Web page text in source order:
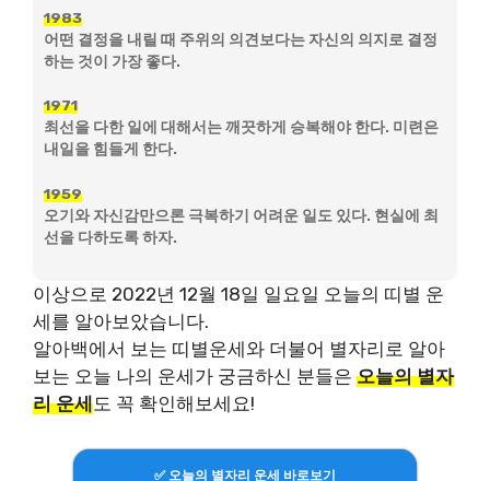
1983
어떤 결정을 내릴 때 주위의 의견보다는 자신의 의지로 결정
하는 것이 가장 좋다.
1971
최선을 다한 일에 대해서는 깨끗하게 승복해야 한다. 미련은
내일을 힘들게 한다.
1959
오기와 자신감만으론 극복하기 어려운 일도 있다. 현실에 최
선을 다하도록 하자.
이상으로 2022년 12월 18일 일요일 오늘의 띠별 운
세를 알아보았습니다.
알아백에서 보는 띠별운세와 더불어 별자리로 알아
보는 오늘 나의 운세가 궁금하신 분들은 오늘의 별자
리 운세도 꼭 확인해보세요!
✅ 오늘의 별자리 운세 바로보기